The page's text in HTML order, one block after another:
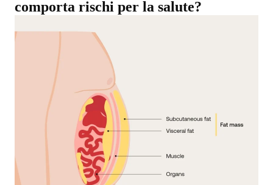
comporta rischi per la salute?